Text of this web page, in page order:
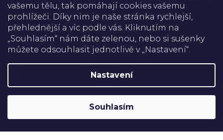
vašemu tělu, tak pomáhají cookies vašemu
prohlížeči. Díky nim je naše stránka rychlejší,
přehlednější a víc podle vás. Kliknutím na
„Souhlasím“ nám dáte zelenou, nebo si sušenky
můžete odsouhlasit jednotlivě v „Nastavení“.
Nastavení
Souhlasím
Doprava
Platba
Rehabilitační pomůcky
Upravit nastavení cookies